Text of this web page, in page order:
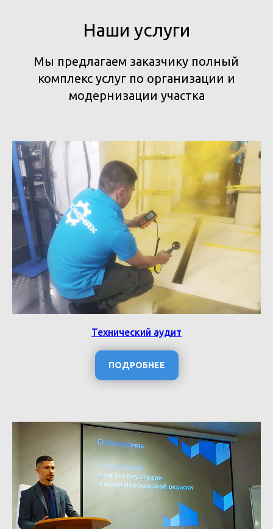
Наши услуги
Мы предлагаем заказчику полный
комплекс услуг по организации и
модернизации участка
Технический аудит
ПОДРОБНЕЕ